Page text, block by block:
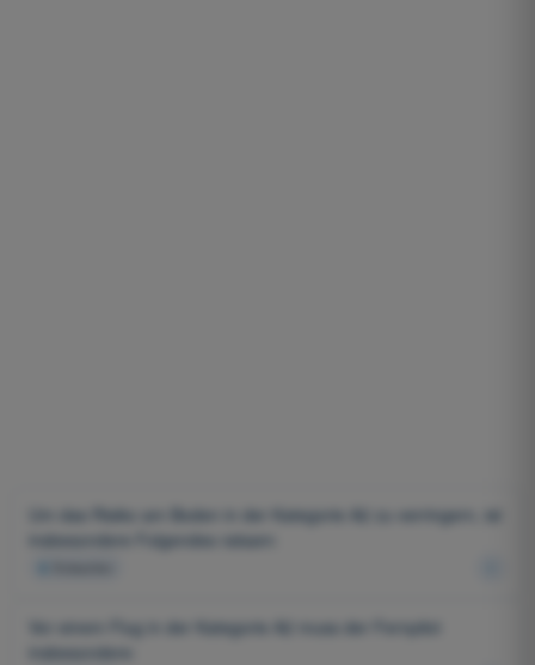
Um das Risiko am Boden in der Kategorie A2 zu verringern, ist
insbesondere Folgendes ratsam:
Vor einem Flug in der Kategorie A2 muss der Fernpilot
insbesondere: